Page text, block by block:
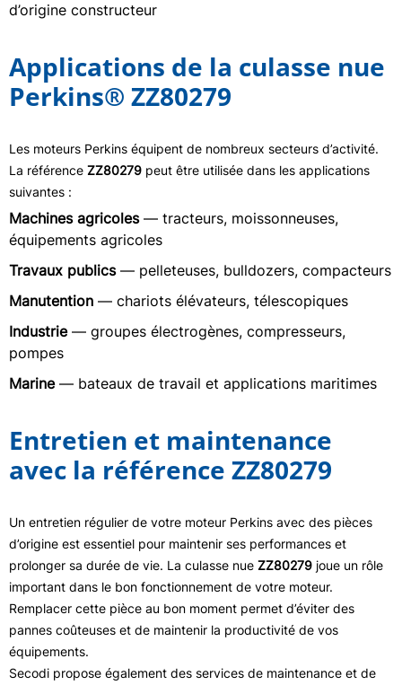
d’origine constructeur
Applications de la culasse nue
Perkins® ZZ80279
Les moteurs Perkins équipent de nombreux secteurs d’activité.
La référence ZZ80279 peut être utilisée dans les applications
suivantes :
Machines agricoles— tracteurs, moissonneuses,
équipements agricoles
Travaux publics— pelleteuses, bulldozers, compacteurs
Manutention — chariots élévateurs, télescopiques
Industrie— groupes électrogènes, compresseurs,
pompes
Marine— bateaux de travail et applications maritimes
Entretien et maintenance
avec la référence ZZ80279
Un entretien régulier de votre moteur Perkins avec des pièces
d’origine est essentiel pour maintenir ses performances et
prolonger sa durée de vie. La culasse nue ZZ80279 joue un rôle
important dans le bon fonctionnement de votre moteur.
Remplacer cette pièce au bon moment permet d’éviter des
pannes coûteuses et de maintenir la productivité de vos
équipements.
Secodi propose également des services de maintenance et de